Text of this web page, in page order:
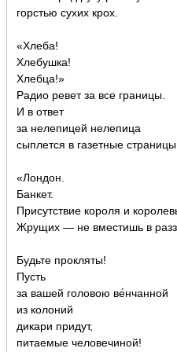
горстью сухих крох.
«Хлеба!
Хлебушка!
Хлебца!»
Радио ревет за все границы.
И в ответ
за нелепицей нелепица
сыплется в газетные страницы.
«Лондон.
Банкет.
Присутствие короля и
Жрущих — не вместишь в
Будьте прокляты!
Пусть
за вашей головою ве́нчанной
из колоний
дикари придут,
питаемые человечиной!